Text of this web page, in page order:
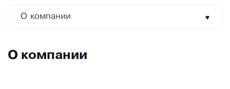
О компании
О компании